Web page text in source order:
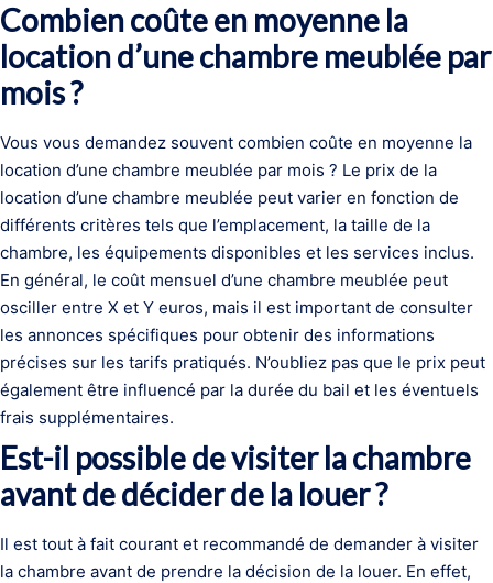
Combien coûte en moyenne la
location d’une chambre meublée par
mois ?
Vous vous demandez souvent combien coûte en moyenne la
location d’une chambre meublée par mois ? Le prix de la
location d’une chambre meublée peut varier en fonction de
différents critères tels que l’emplacement, la taille de la
chambre, les équipements disponibles et les services inclus.
En général, le coût mensuel d’une chambre meublée peut
osciller entre X et Y euros, mais il est important de consulter
les annonces spécifiques pour obtenir des informations
précises sur les tarifs pratiqués. N’oubliez pas que le prix peut
également être influencé par la durée du bail et les éventuels
frais supplémentaires.
Est-il possible de visiter la chambre
avant de décider de la louer ?
Il est tout à fait courant et recommandé de demander à visiter
la chambre avant de prendre la décision de la louer. En effet,